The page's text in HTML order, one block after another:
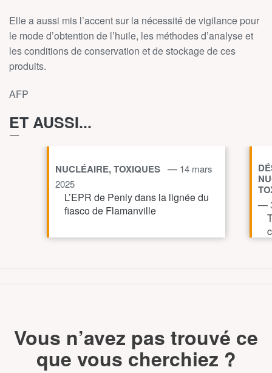
Elle a aussi mis l’accent sur la nécessité de vigilance pour
le mode d’obtention de l’huile, les méthodes d’analyse et
les conditions de conservation et de stockage de ces
produits.
AFP
ET AUSSI...
NUCLÉAIRE, TOXIQUES — 14 mars
2025
L’EPR de Penly dans la lignée du
fiasco de Flamanville
—
Vous n’avez pas trouvé ce
que vous cherchiez ?